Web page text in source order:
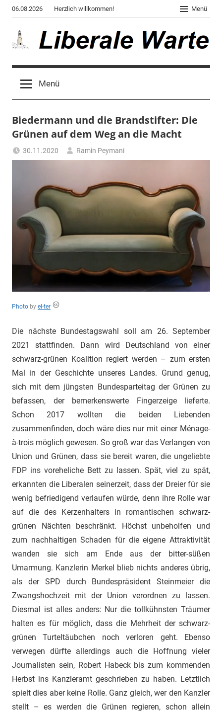
Zum
Inhalt
springen
06.08.2026 Herzlich willkommen! Menü
Liberale
Warte
des
"Corona,
Klima,
"2020",
"Hexenjagd",
"Das
"Spukschloss
Deutschland"
Menü
Biedermann und die Brandstifter: Die
Grünen auf dem Weg an die Macht
30.11.2020
Ramin Peymani
Tagesthema
Photo by el-ter
Die nächste Bundestagswahl soll am 26. September
2021 stattfinden. Dann wird Deutschland von einer
schwarz-grünen Koalition regiert werden – zum ersten
Mal in der Geschichte unseres Landes. Grund genug,
sich mit dem jüngsten Bundesparteitag der Grünen zu
befassen, der bemerkenswerte Fingerzeige lieferte.
Schon 2017 wollten die beiden Liebenden
zusammenfinden, doch wäre dies nur mit einer Ménage-
à-trois möglich gewesen. So groß war das Verlangen von
Union und Grünen, dass sie bereit waren, die ungeliebte
FDP ins voreheliche Bett zu lassen. Spät, viel zu spät,
erkannten die Liberalen seinerzeit, dass der Dreier für sie
wenig befriedigend verlaufen würde, denn ihre Rolle war
auf die des Kerzenhalters in romantischen schwarz-
grünen Nächten beschränkt. Höchst unbeholfen und
zum nachhaltigen Schaden für die eigene Attraktivität
wanden sie sich am Ende aus der bitter-süßen
Umarmung. Kanzlerin Merkel blieb nichts anderes übrig,
als der SPD durch Bundespräsident Steinmeier die
Zwangshochzeit mit der Union verordnen zu lassen.
Diesmal ist alles anders: Nur die tollkühnsten Träumer
halten es für möglich, dass die Mehrheit der schwarz-
grünen Turteltäubchen noch verloren geht. Ebenso
verwegen dürfte allerdings auch die Hoffnung vieler
Journalisten sein, Robert Habeck bis zum kommenden
Herbst ins Kanzleramt geschrieben zu haben. Letztlich
spielt dies aber keine Rolle. Ganz gleich, wer den Kanzler
stellt – es werden die Grünen regieren, schon allein